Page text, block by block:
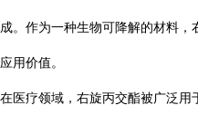
成。作为一种生物可降解的材料
应用价值。
在医疗领域，右旋丙交酯被广泛用